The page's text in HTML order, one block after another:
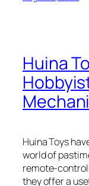
Huina
Huina Toys
world of
remote-
they offer a